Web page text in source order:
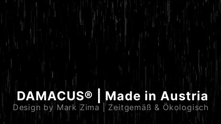
DAMACUS® | Made in Austria
Design by Mark Zima | Zeitgemäß & Ökologisch